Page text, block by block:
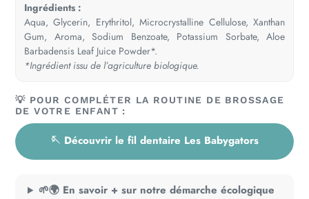
Ingrédients :
Aqua, Glycerin, Erythritol, Microcrystalline Cellulose, Xanthan
Gum, Aroma, Sodium Benzoate, Potassium Sorbate, Aloe
Barbadensis Leaf Juice Powder*.
*Ingrédient issu de l’agriculture biologique.
💡 POUR COMPLÉTER LA ROUTINE DE BROSSAGE
DE VOTRE ENFANT :
🪡 Découvrir le fil dentaire Les Babygators
🌱🌍 En savoir + sur notre démarche écologique